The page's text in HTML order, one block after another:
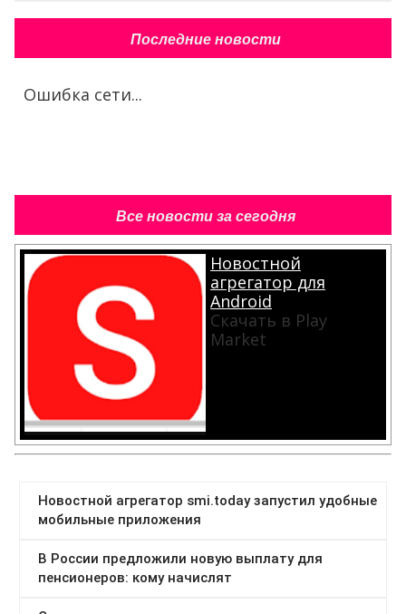
Последние новости
Ошибка сети...
Все новости за сегодня
Новостной
агрегатор для
Android
Скачать в Play
Market